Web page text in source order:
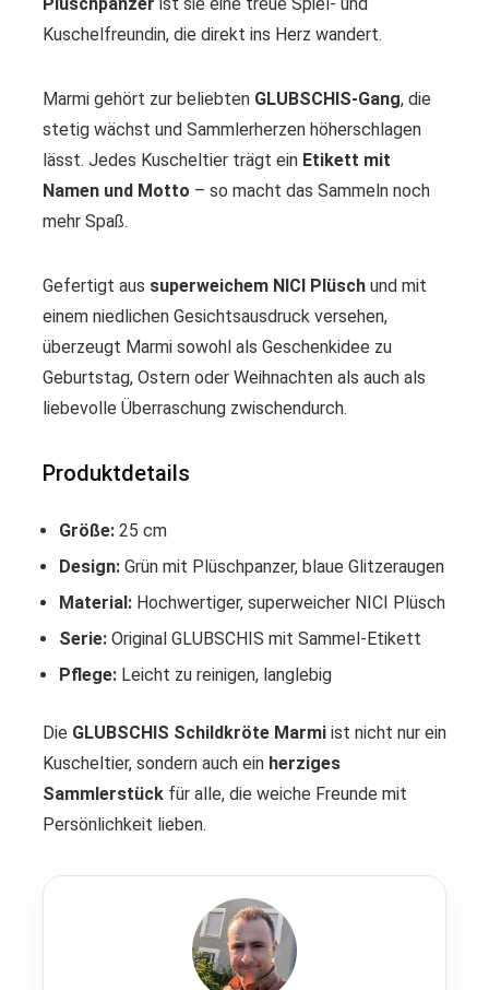
Kuschelfreundin, die direkt ins Herz wandert.
Marmi gehört zur beliebten GLUBSCHIS-Gang, die
stetig wächst und Sammlerherzen höherschlagen
lässt. Jedes Kuscheltier trägt ein Etikett mit
Namen und Motto – so macht das Sammeln noch
mehr Spaß.
Gefertigt aus superweichem NICI Plüsch und mit
einem niedlichen Gesichtsausdruck versehen,
überzeugt Marmi sowohl als Geschenkidee zu
Geburtstag, Ostern oder Weihnachten als auch als
liebevolle Überraschung zwischendurch.
Produktdetails
Größe: 25 cm
Design: Grün mit Plüschpanzer, blaue Glitzeraugen
Material: Hochwertiger, superweicher NICI Plüsch
Serie: Original GLUBSCHIS mit Sammel-Etikett
Pflege: Leicht zu reinigen, langlebig
Die GLUBSCHIS Schildkröte Marmi ist nicht nur ein
Kuscheltier, sondern auch ein herziges
Sammlerstück für alle, die weiche Freunde mit
Persönlichkeit lieben.